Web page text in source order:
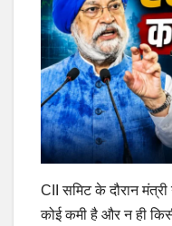
CII समिट के दौरान
कोई कमी है और न ही